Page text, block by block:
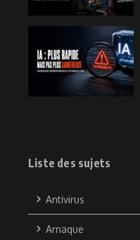
Liste des sujets
Antivirus
Arnaque